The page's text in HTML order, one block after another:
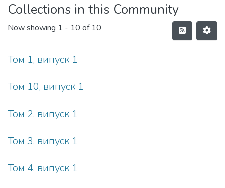
Collections in this Community
Now showing 1 - 10 of 10
Том 1, випуск 1
Том 10, випуск 1
Том 2, випуск 1
Том 3, випуск 1
Том 4, випуск 1